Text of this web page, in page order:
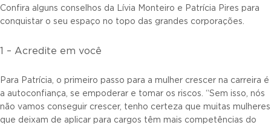
Confira alguns conselhos da Lívia Monteiro e Patrícia Pires para
conquistar o seu espaço no topo das grandes corporações.
1 – Acredite em você
Para Patrícia, o primeiro passo para a mulher crescer na carreira é
a autoconfiança, se empoderar e tomar os riscos. “Sem isso, nós
não vamos conseguir crescer, tenho certeza que muitas mulheres
que deixam de aplicar para cargos têm mais competências do